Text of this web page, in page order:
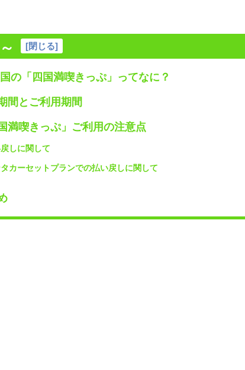
[閉じる]
の「四国満喫きっぷ」ってなに？
間とご利用期間
満喫きっぷ」ご利用の注意点
しに関して
タカーセットプランでの払い戻しに関して